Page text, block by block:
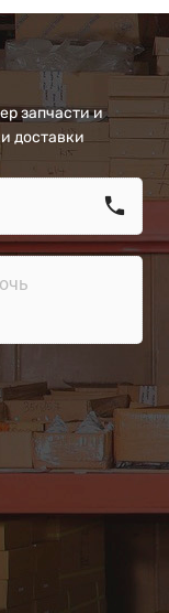
запчасти и
доставки
call